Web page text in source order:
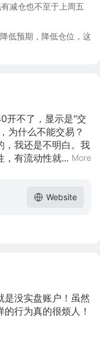
减仓也不至于上周五
低预期，降低仓位，这
开不了，显示是"交
为什么不能交易？
，我还是不明白。我
，有流动性就... More
Website
是没实盘账户！虽然
行为真的很烦人！